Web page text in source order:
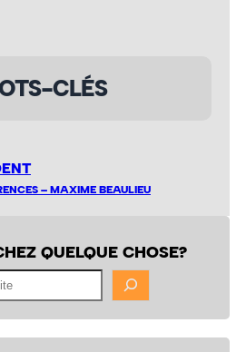
CLÉS
– MAXIME BEAULIEU
QUELQUE CHOSE?